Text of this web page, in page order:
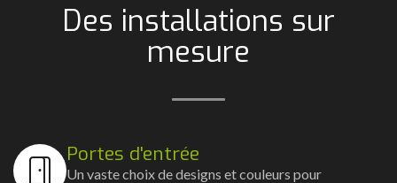
Des installations sur
mesure
Portes d'entrée
Un vaste choix de designs et couleurs pour